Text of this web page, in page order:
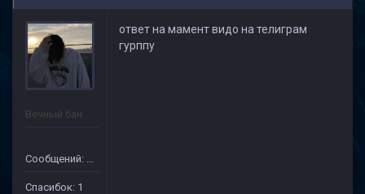
Вечный бан
Сообщений: 69
Спасибок: 1
ответ на мамент видо на телиграм
гурппу